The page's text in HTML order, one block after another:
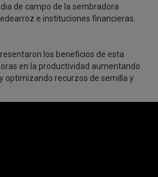
de campo de la sembradora
e instituciones financieras.
los beneficios de esta
en la productividad aumentando
optimizando recurzos de semilla y